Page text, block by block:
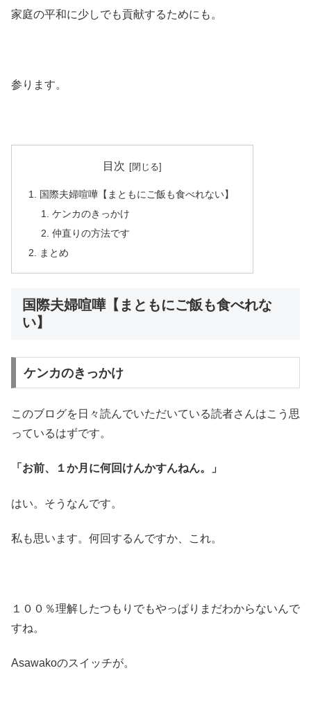
家庭の平和に少しでも貢献するためにも。
参ります。
目次
国際夫婦喧嘩【まともにご飯も食べれない】
ケンカのきっかけ
仲直りの方法です
まとめ
国際夫婦喧嘩【まともにご飯も食べれな
い】
ケンカのきっかけ
このブログを日々読んでいただいている読者さんはこう思
っているはずです。
「お前、１か月に何回けんかすんねん。」
はい。そうなんです。
私も思います。何回するんですか、これ。
１００％理解したつもりでもやっぱりまだわからないんで
すね。
Asawakoのスイッチが。